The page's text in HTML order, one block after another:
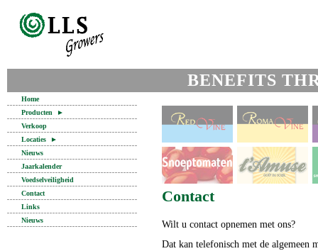
BENEFITS
Home
Producten
►
Verkoop
Locaties
►
Nieuws
Jaarkalender
Voedselveiligheid
Contact
Links
Nieuws
Contact
Wilt u contact opnemen met ons?
Dat kan telefonisch met de algemeen